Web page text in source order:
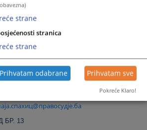
БР.22
маида.орман@правосудје.ба
БР. 13
strane
stranica
strane
Prihvatam odabrane Prihvatam sve
Pokreće Klaro!